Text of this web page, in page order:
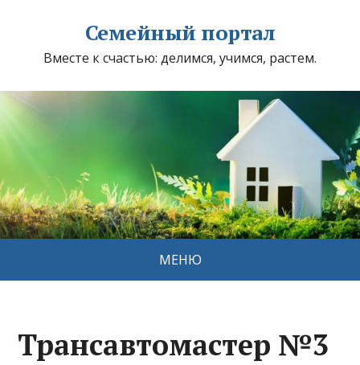
Семейный портал
Вместе к счастью: делимся, учимся, растем.
МЕНЮ
Трансавтомастер №3